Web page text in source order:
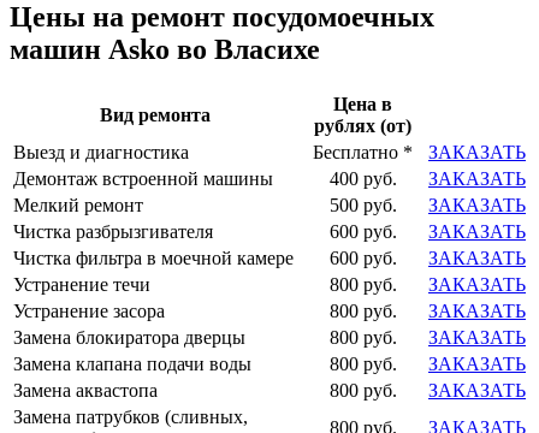
Цены на ремонт посудомоечных
машин Asko во Власихе
Вид ремонта
Цена в
рублях (от)
Выезд и диагностика
Бесплатно *
ЗАКАЗАТЬ
Демонтаж встроенной машины
400 руб.
ЗАКАЗАТЬ
Мелкий ремонт
500 руб.
ЗАКАЗАТЬ
Чистка разбрызгивателя
600 руб.
ЗАКАЗАТЬ
Чистка фильтра в моечной камере
600 руб.
ЗАКАЗАТЬ
Устранение течи
800 руб.
ЗАКАЗАТЬ
Устранение засора
800 руб.
ЗАКАЗАТЬ
Замена блокиратора дверцы
800 руб.
ЗАКАЗАТЬ
Замена клапана подачи воды
800 руб.
ЗАКАЗАТЬ
Замена аквастопа
800 руб.
ЗАКАЗАТЬ
Замена патрубков (сливных,
800 руб.
ЗАКАЗАТЬ